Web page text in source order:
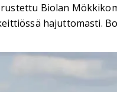
Biolan
hajuttomasti.